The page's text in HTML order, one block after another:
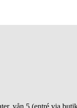
vån 5 (entré via